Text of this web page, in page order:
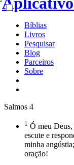
Bíblias
Livros
Pesquisar
Blog
Parceiros
Sobre
Salmos 4
1 Ó meu Deus,
escute e
minha
oração!